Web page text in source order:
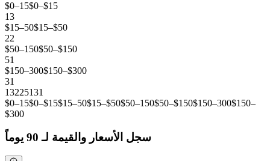
$0–15$0–$15
13
$15–50$15–$50
22
$50–150$50–$150
51
$150–300$150–$300
31
13225131
$0–15$0–$15$15–50$15–$50$50–150$50–$150$150–300$150–
$300
سجل الأسعار والقيمة لـ 90 يوماً